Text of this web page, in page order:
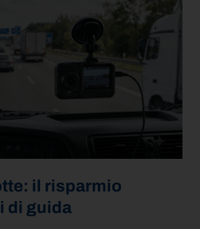
il risparmio
di guida